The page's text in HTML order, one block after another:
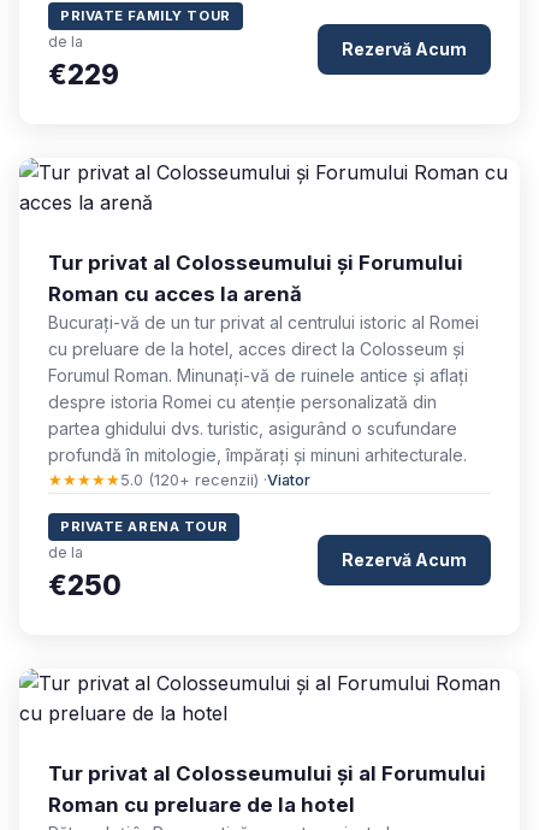
PRIVATE FAMILY TOUR
de la
€229
Rezervă Acum
Tur privat al Colosseumului și Forumului
Roman cu acces la arenă
Bucurați-vă de un tur privat al centrului istoric al Romei
cu preluare de la hotel, acces direct la Colosseum și
Forumul Roman. Minunați-vă de ruinele antice și aflați
despre istoria Romei cu atenție personalizată din
partea ghidului dvs. turistic, asigurând o scufundare
profundă în mitologie, împărați și minuni arhitecturale.
★★★★★5.0 (120+ recenzii) ·Viator
PRIVATE ARENA TOUR
de la
€250
Rezervă Acum
Tur privat al Colosseumului și al Forumului
Roman cu preluare de la hotel